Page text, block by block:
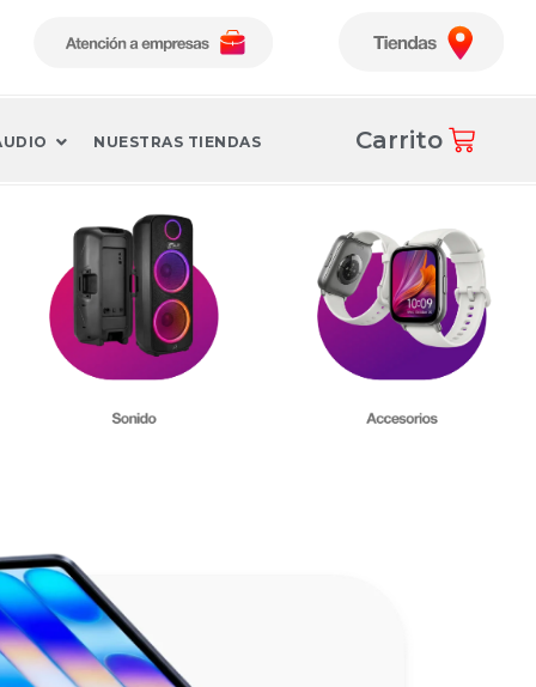
NUESTRAS TIENDAS Carrito